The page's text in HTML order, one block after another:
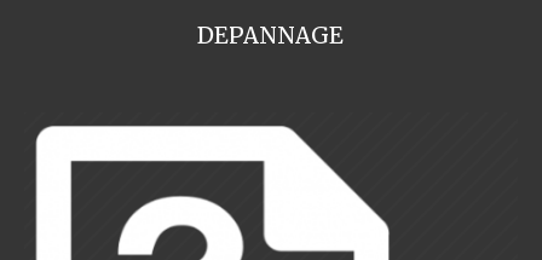
DEPANNAGE